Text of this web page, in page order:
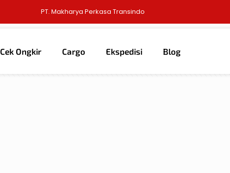
PT. Makharya Perkasa Transindo
Cek Ongkir Cargo Ekspedisi Blog